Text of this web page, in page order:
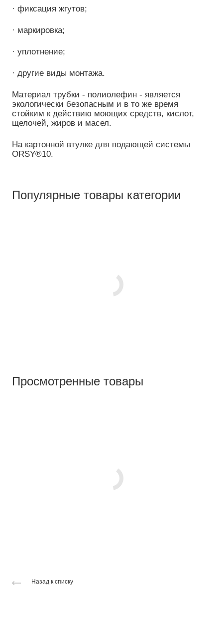
· фиксация жгутов;
· маркировка;
· уплотнение;
· другие виды монтажа.
Материал трубки - полиолефин - является
экологически безопасным и в то же время
стойким к действию моющих средств, кислот,
щелочей, жиров и масел.
На картонной втулке для подающей системы
ORSY®10.
Популярные товары категории
Просмотренные товары
Назад к списку